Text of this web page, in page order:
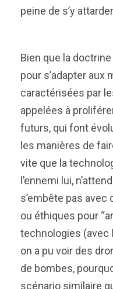
peine de s’y
Bien que la
pour s’adapter aux
caractérisées par
appelées à
futurs, qui font
les manières de
vite que la
l’ennemi lui,
s’embête pas
ou éthiques pour
technologies (avec
on a pu voir des
de bombes,
scénario similaire